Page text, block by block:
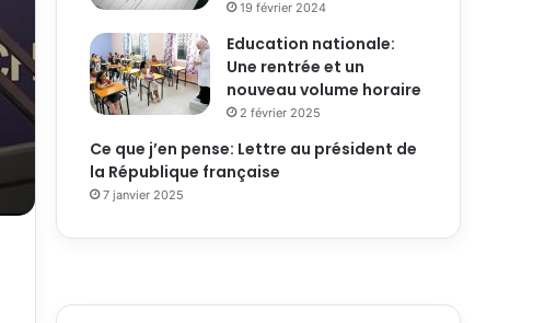
19 février 2024
Education nationale:
Une rentrée et un
nouveau volume horaire
2 février 2025
Ce que j’en pense: Lettre au président de
la République française
7 janvier 2025